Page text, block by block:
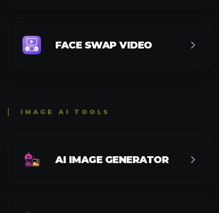
FACE SWAP VIDEO
IMAGE AI TOOLS
AI IMAGE GENERATOR